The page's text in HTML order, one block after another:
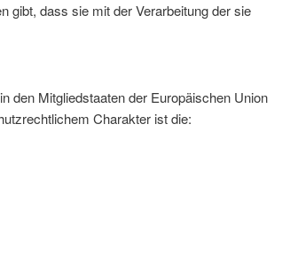
gibt, dass sie mit der Verarbeitung der sie
den Mitgliedstaaten der Europäischen Union
Charakter ist die: